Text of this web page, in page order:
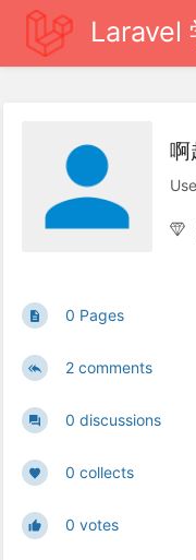
Laravel
啊
0 Pages
2 comments
0 discussions
0 collects
0 votes